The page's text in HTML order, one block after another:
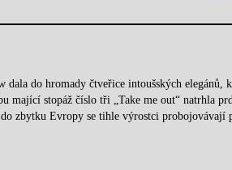
do hromady čtveřice intoušských elegánů,
stopáž číslo tři „Take me out“ natrhla
zbytku Evropy se tihle výrostci probojovávají